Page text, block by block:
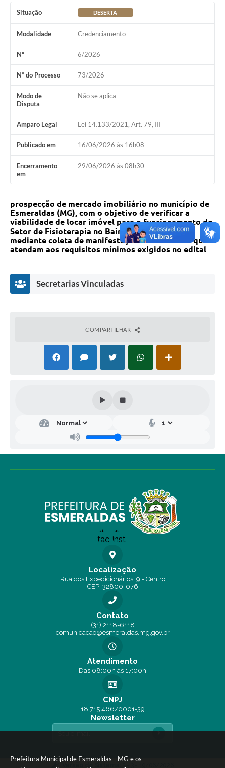
Prefeitura Municipal de Esmeraldas - MG e os
Situação DESERTA
Modalidade Credenciamento
Nº 6/2026
Nº do Processo 73/2026
Modo de
Disputa
Não se aplica
Amparo Legal Lei 14.133/2021, Art. 79, III
Publicado em 16/06/2026 às 16h08
Encerramento
em
29/06/2026 às 08h30
prospecção de mercado imobiliário no município de
Esmeraldas (MG), com o objetivo de verificar a
viabilidade de locar imóvel para o funcionamento do
Setor de Fisioterapia no Bairro Novo Retiro,
mediante coleta de manifestações de interesse que
atendam aos requisitos mínimos exigidos no edital
Secretarias Vinculadas
etar
de
COMPARTILHAR
Localização
Rua dos Expedicionários, 9 - Centro
CEP: 32800-076
Contato
(31) 2118-6118
comunicacao@esmeraldas.mg.gov.br
Atendimento
Das 08:00h às 17:00h
CNPJ
18.715.466/0001-39
Newsletter